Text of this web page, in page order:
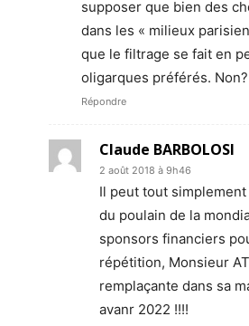
supposer que bien des
dans les « milieux
que le filtrage se fait en
oligarques préférés. Non?
Répondre
Claude BARBOLOSI
2 août 2018 à 9h46
Il peut tout simplement
du poulain de la
sponsors financiers
répétition, Monsieur
remplaçante dans sa
avanr 2022 !!!!